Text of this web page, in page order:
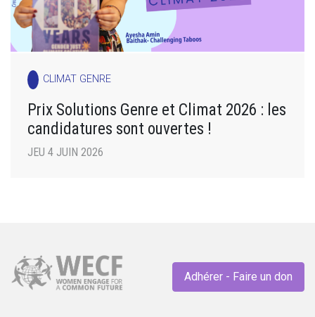
CLIMAT GENRE
Prix Solutions Genre et Climat 2026 : les
candidatures sont ouvertes !
JEU 4 JUIN 2026
Adhérer - Faire un don